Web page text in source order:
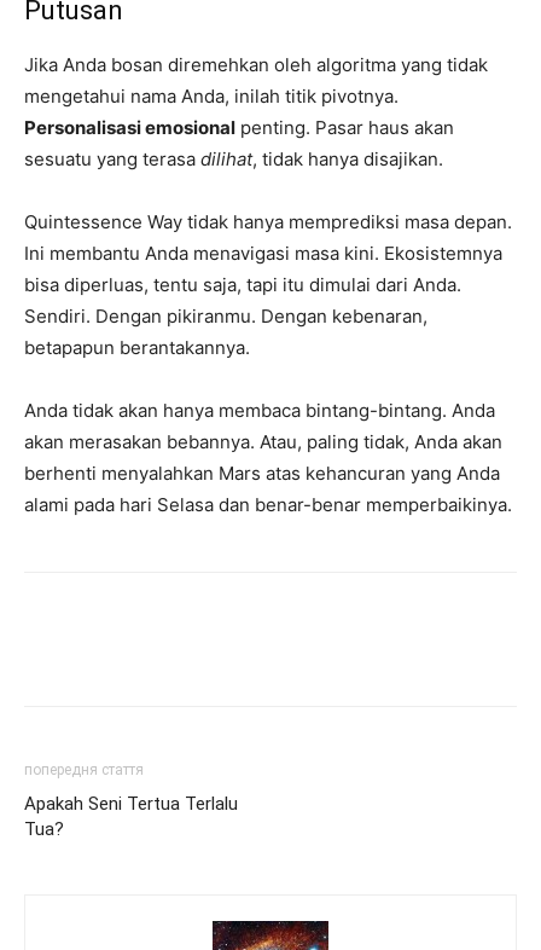
Putusan
Jika Anda bosan diremehkan oleh algoritma yang tidak
mengetahui nama Anda, inilah titik pivotnya.
Personalisasi emosional penting. Pasar haus akan
sesuatu yang terasa dilihat, tidak hanya disajikan.
Quintessence Way tidak hanya memprediksi masa depan.
Ini membantu Anda menavigasi masa kini. Ekosistemnya
bisa diperluas, tentu saja, tapi itu dimulai dari Anda.
Sendiri. Dengan pikiranmu. Dengan kebenaran,
betapapun berantakannya.
Anda tidak akan hanya membaca bintang-bintang. Anda
akan merasakan bebannya. Atau, paling tidak, Anda akan
berhenti menyalahkan Mars atas kehancuran yang Anda
alami pada hari Selasa dan benar-benar memperbaikinya.
попередня стаття
Apakah Seni Tertua Terlalu
Tua?